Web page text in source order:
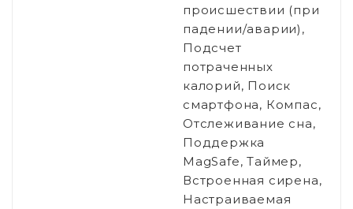
происшествии (при
падении/аварии),
Подсчет
потраченных
калорий, Поиск
смартфона, Компас,
Отслеживание сна,
Поддержка
MagSafe, Таймер,
Встроенная сирена,
Настраиваемая